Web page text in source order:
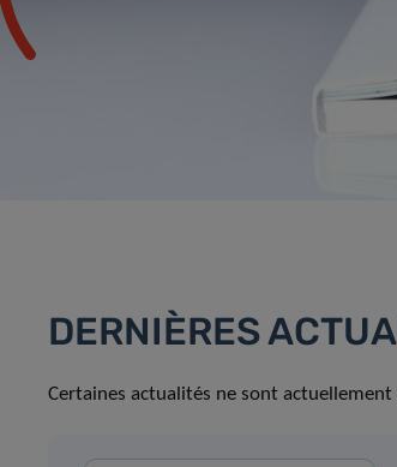
DERNIÈRES
Certaines actualités ne sont